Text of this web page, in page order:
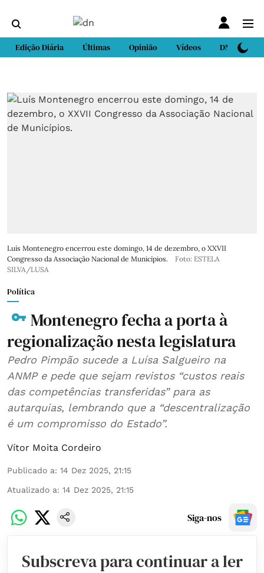
Edição Diária Últimas Opinião Vídeos DN Sport
Luís Montenegro encerrou este domingo, 14 de dezembro, o XXVII
Congresso da Associação Nacional de Municípios.
Foto: ESTELA
SILVA/LUSA
Política
Montenegro fecha a porta à
regionalização nesta legislatura
Pedro Pimpão sucede a Luísa Salgueiro na
ANMP e pede que sejam revistos “custos reais
das competências transferidas” para as
autarquias, lembrando que a “descentralização
é um compromisso do Estado”.
Vítor Moita Cordeiro
Publicado a: 14 Dez 2025, 21:15
Atualizado a: 14 Dez 2025, 21:15
Siga-nos
Subscreva para continuar a ler